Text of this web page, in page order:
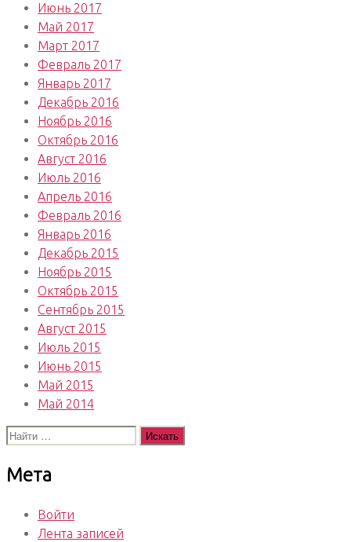
Июнь 2017
Май 2017
Март 2017
Февраль 2017
Январь 2017
Декабрь 2016
Ноябрь 2016
Октябрь 2016
Август 2016
Июль 2016
Апрель 2016
Февраль 2016
Январь 2016
Декабрь 2015
Ноябрь 2015
Октябрь 2015
Сентябрь 2015
Август 2015
Июль 2015
Июнь 2015
Май 2015
Май 2014
Поиск:
Мета
Войти
Лента записей